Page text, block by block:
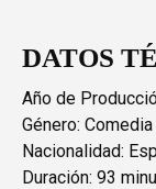
DATOS
Año de
Género: Comedia
Nacionalidad:
Duración: 93